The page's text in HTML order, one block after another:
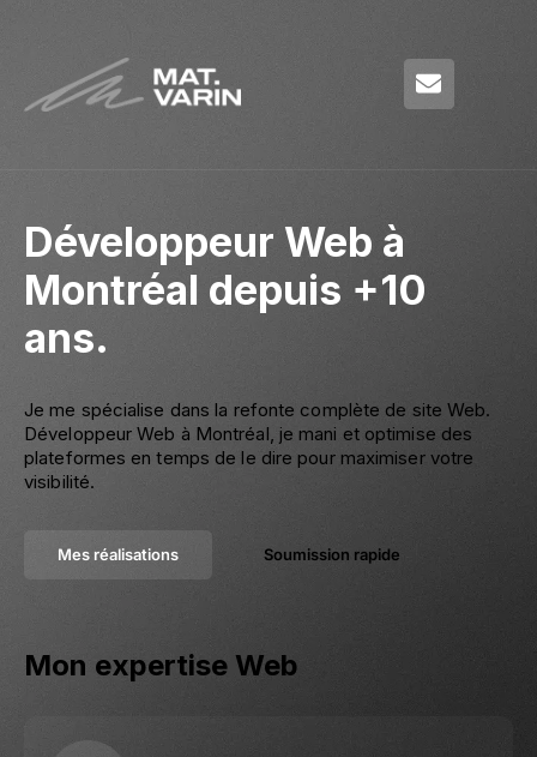
Développeur Web à
Montréal depuis +10
ans.
Je me spécialise dans la refonte complète de site Web.
Développeur Web à Montréal, je mani et optimise des
plateformes en temps de le dire pour maximiser votre
visibilité.
Mes réalisations Soumission rapide
Mon expertise Web